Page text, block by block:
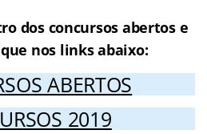
dos concursos abertos e
nos links abaixo:
ABERTOS
2019